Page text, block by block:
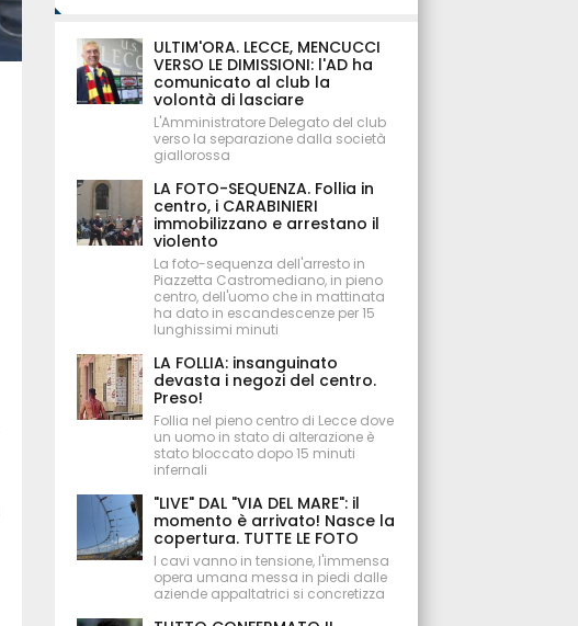
ULTIM'ORA. LECCE, MENCUCCI
VERSO LE DIMISSIONI: l'AD ha
comunicato al club la
volontà di lasciare
L'Amministratore Delegato del club
verso la separazione dalla società
giallorossa
LA FOTO-SEQUENZA. Follia in
centro, i CARABINIERI
immobilizzano e arrestano il
violento
La foto-sequenza dell'arresto in
Piazzetta Castromediano, in pieno
centro, dell'uomo che in mattinata
ha dato in escandescenze per 15
lunghissimi minuti
LA FOLLIA: insanguinato
devasta i negozi del centro.
Preso!
Follia nel pieno centro di Lecce dove
un uomo in stato di alterazione è
stato bloccato dopo 15 minuti
infernali
"LIVE" DAL "VIA DEL MARE": il
momento è arrivato! Nasce la
copertura. TUTTE LE FOTO
I cavi vanno in tensione, l'immensa
opera umana messa in piedi dalle
aziende appaltatrici si concretizza